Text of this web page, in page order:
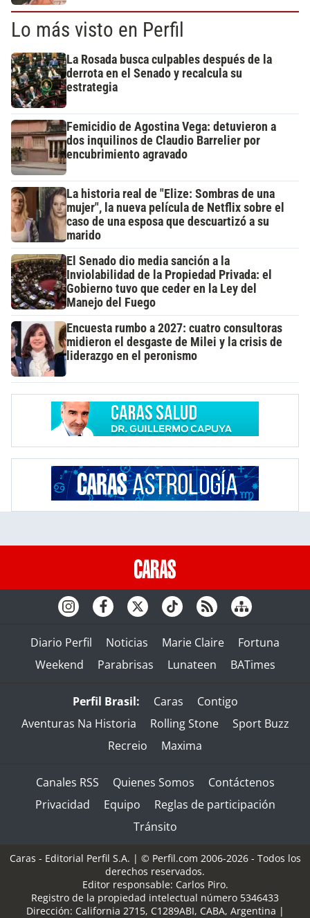
Lo más visto en Perfil
La Rosada busca culpables después de la
derrota en el Senado y recalcula su
estrategia
Femicidio de Agostina Vega: detuvieron a
dos inquilinos de Claudio Barrelier por
encubrimiento agravado
La historia real de "Elize: Sombras de una
mujer", la nueva película de Netflix sobre el
caso de una esposa que descuartizó a su
marido
El Senado dio media sanción a la
Inviolabilidad de la Propiedad Privada: el
Gobierno tuvo que ceder en la Ley del
Manejo del Fuego
Encuesta rumbo a 2027: cuatro consultoras
midieron el desgaste de Milei y la crisis de
liderazgo en el peronismo
Diario Perfil Noticias Marie Claire
Fortuna
Weekend
Parabrisas Lunateen BATimes
Perfil Brasil: Caras
Contigo
Aventuras Na Historia
Rolling Stone
Sport Buzz
Recreio
Maxima
Canales RSS Quienes Somos
Contáctenos
Privacidad
Equipo
Reglas de participación
Tránsito
Caras - Editorial Perfil S.A. | © Perfil.com 2006-2026 - Todos los
derechos reservados.
Editor responsable: Carlos Piro.
Registro de la propiedad intelectual número 5346433
Dirección: California 2715, C1289ABI, CABA, Argentina |